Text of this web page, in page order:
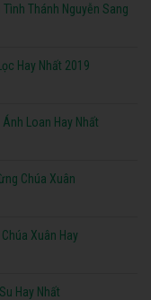
Thánh Nguyễn Sang
Hay Nhất 2019
Loan Hay Nhất
Chúa Xuân
Xuân Hay
Hay Nhất